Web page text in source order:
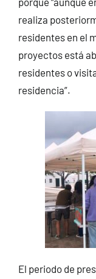
realiza
residentes en el
proyectos está
residentes o
residencia”.
El periodo de